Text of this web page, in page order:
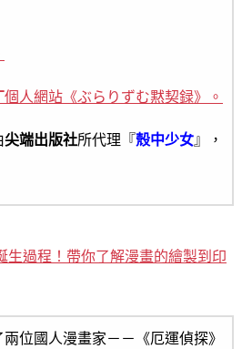
個人網站《ぶらりずむ黙契録》。
尖端出版社所代理『殼中少女』，
生過程！帶你了解漫畫的繪製到印
位國人漫畫家－－《厄運偵探》